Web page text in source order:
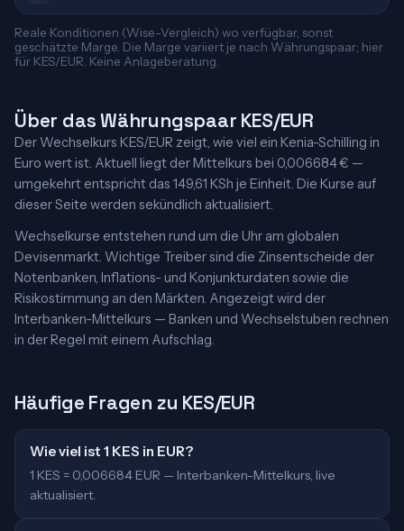
Reale Konditionen (Wise-Vergleich) wo verfügbar, sonst
geschätzte Marge. Die Marge variiert je nach Währungspaar; hier
für KES/EUR. Keine Anlageberatung.
Über das Währungspaar KES/EUR
Der Wechselkurs KES/EUR zeigt, wie viel ein Kenia-Schilling in
Euro wert ist. Aktuell liegt der Mittelkurs bei 0,006684 € —
umgekehrt entspricht das 149,61 KSh je Einheit. Die Kurse auf
dieser Seite werden sekündlich aktualisiert.
Wechselkurse entstehen rund um die Uhr am globalen
Devisenmarkt. Wichtige Treiber sind die Zinsentscheide der
Notenbanken, Inflations- und Konjunkturdaten sowie die
Risikostimmung an den Märkten. Angezeigt wird der
Interbanken-Mittelkurs — Banken und Wechselstuben rechnen
in der Regel mit einem Aufschlag.
Häufige Fragen zu KES/EUR
Wie viel ist 1 KES in EUR?
1 KES = 0,006684 EUR — Interbanken-Mittelkurs, live
aktualisiert.